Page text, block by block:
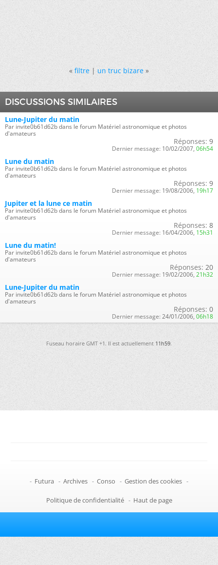
« filtre|un truc bizare »
DISCUSSIONS SIMILAIRES
Lune-Jupiter du matin
Par invite0b61d62b dans le forum Matériel astronomique et photos
d'amateurs
Réponses: 9
Dernier message: 10/02/2007, 06h54
Lune du matin
Par invite0b61d62b dans le forum Matériel astronomique et photos
d'amateurs
Réponses: 9
Dernier message: 19/08/2006, 19h17
Jupiter et la lune ce matin
Par invite0b61d62b dans le forum Matériel astronomique et photos
d'amateurs
Réponses: 8
Dernier message: 16/04/2006, 15h31
Lune du matin!
Par invite0b61d62b dans le forum Matériel astronomique et photos
d'amateurs
Réponses: 20
Dernier message: 19/02/2006, 21h32
Lune-Jupiter du matin
Par invite0b61d62b dans le forum Matériel astronomique et photos
d'amateurs
Réponses: 0
Dernier message: 24/01/2006, 06h18
Fuseau horaire GMT +1. Il est actuellement11h59.
- Futura - Archives - Conso - Gestion des cookies -
Politique de confidentialité - Haut de page